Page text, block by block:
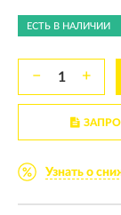
ЕСТЬ В НАЛИЧИИ
− +
Узнать о